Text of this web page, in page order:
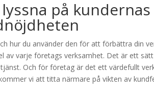
på
av varje företags verksamhet. Det är ett
Och för företag är det ett värdefullt
vi att titta närmare på vikten av